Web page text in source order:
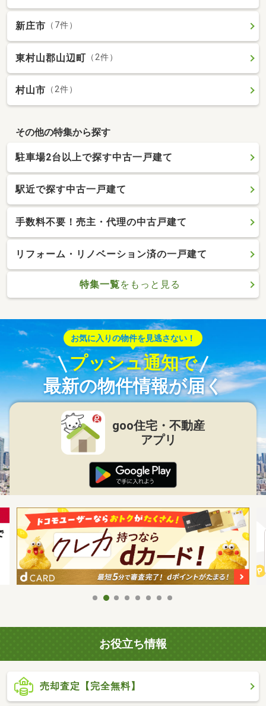
新庄市 （7件）
東村山郡山辺町 （2件）
村山市 （2件）
その他の特集から探す
駐車場2台以上で探す中古一戸建て
駅近で探す中古一戸建て
手数料不要！売主・代理の中古戸建て
リフォーム・リノベーション済の一戸建て
特集一覧をもっと見る
お気に入りの物件を見逃さない！
プッシュ通知で
最新の物件情報が届く
goo住宅・不動産
アプリ
お役立ち情報
売却査定【完全無料】